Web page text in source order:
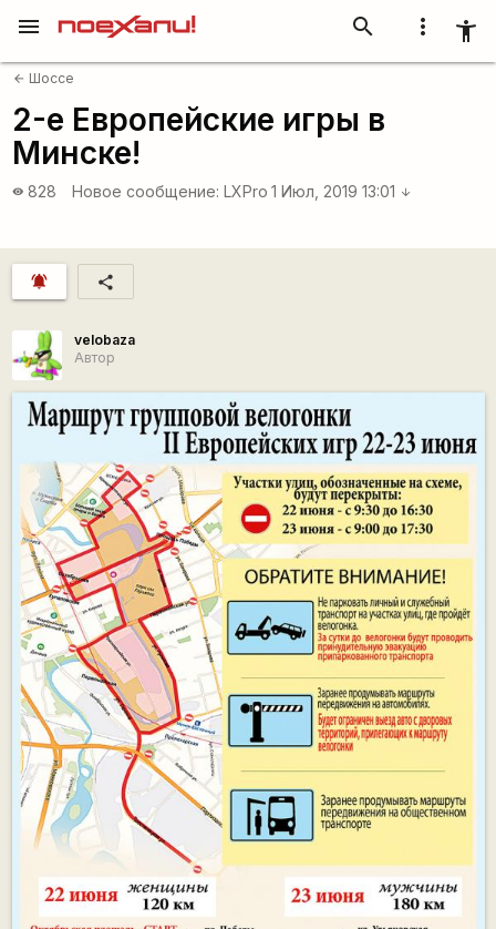
more_vert accessibility_new
search
menu
arrow_back Шоссе
2-е Европейские игры в
Минске!
visibility 828 Новое сообщение: LXPro 1 Июл, 2019 13:01 arrow_downward
notifications_active share
velobaza
Автор